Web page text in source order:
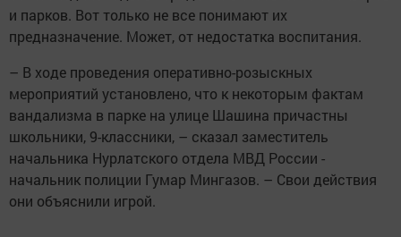
и парков. Вот только не все понимают их
предназначение. Может, от недостатка воспитания.
– В ходе проведения оперативно-розыскных
мероприятий установлено, что к некоторым фактам
вандализма в парке на улице Шашина причастны
школьники, 9-классники, – сказал заместитель
начальника Нурлатского отдела МВД России -
начальник полиции Гумар Мингазов. – Свои действия
они объяснили игрой.